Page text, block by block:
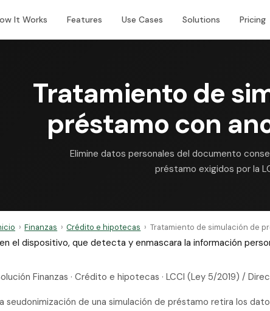
It Works Features Use Cases Solutions Pricing
Tratamiento de
préstamo con
Elimine datos personales del documento
préstamo exigidos por la
› Finanzas › Crédito e hipotecas › Tratamiento de simulación de
el dispositivo, que detecta y enmascara la información
Finanzas · Crédito e hipotecas · LCCI (Ley 5/2019) /
seudonimización de una simulación de préstamo retira los